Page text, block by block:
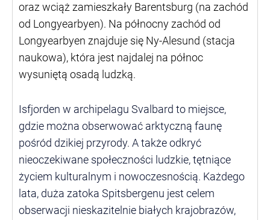
oraz wciąż zamieszkały Barentsburg (na zachód
od Longyearbyen). Na północny zachód od
Longyearbyen znajduje się Ny-Alesund (stacja
naukowa), która jest najdalej na północ
wysuniętą osadą ludzką.
Isfjorden w archipelagu Svalbard to miejsce,
gdzie można obserwować arktyczną faunę
pośród dzikiej przyrody. A także odkryć
nieoczekiwane społeczności ludzkie, tętniące
życiem kulturalnym i nowoczesnością. Każdego
lata, duża zatoka Spitsbergenu jest celem
obserwacji nieskazitelnie białych krajobrazów,